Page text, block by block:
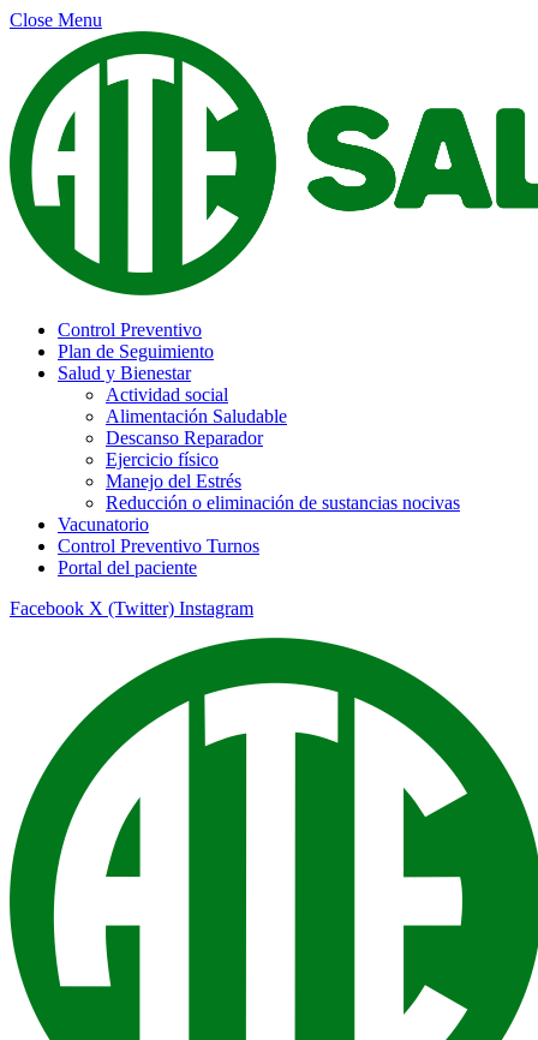
Close Menu
Control Preventivo
Plan de Seguimiento
Salud y Bienestar
Actividad social
Alimentación Saludable
Descanso Reparador
Ejercicio físico
Manejo del Estrés
Reducción o eliminación de sustancias nocivas
Vacunatorio
Control Preventivo Turnos
Portal del paciente
Facebook X (Twitter) Instagram